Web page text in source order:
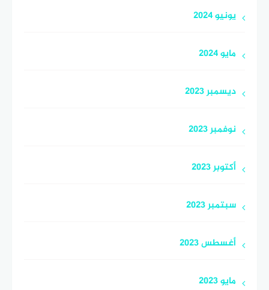
يونيو 2024
مايو 2024
ديسمبر 2023
نوفمبر 2023
أكتوبر 2023
سبتمبر 2023
أغسطس 2023
مايو 2023